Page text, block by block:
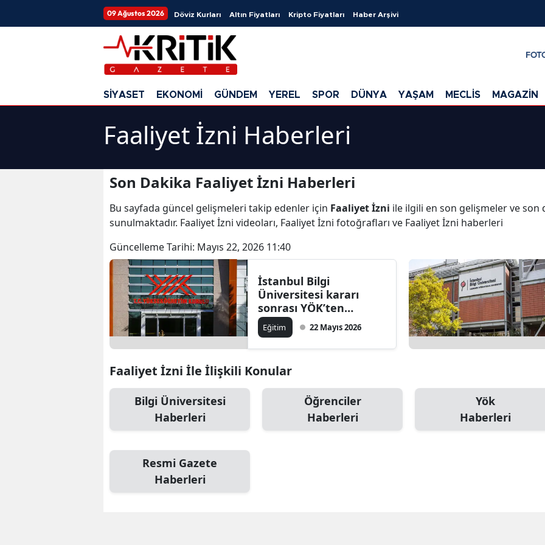
09 Ağustos 2026 Döviz Kurları Altın Fiyatları Kripto Fiyatları Haber Arşivi
SİYASET EKONOMİ GÜNDEM YEREL SPOR DÜNYA YAŞAM MECLİS MAGAZİN
Faaliyet İzni Haberleri
Son Dakika Faaliyet İzni Haberleri
Bu sayfada güncel gelişmeleri takip edenler için Faaliyet İzni ile ilgili en son gelişmeler ve son
sunulmaktadır. Faaliyet İzni videoları, Faaliyet İzni fotoğrafları ve Faaliyet İzni haberleri
Güncelleme Tarihi: Mayıs 22, 2026 11:40
İstanbul Bilgi
Üniversitesi kararı
sonrası YÖK’ten
açıklama: Öğrenciler
için tedbir alınacak
Eğitim 22 Mayıs 2026
Faaliyet İzni İle İlişkili Konular
Bilgi Üniversitesi
Haberleri
Öğrenciler
Haberleri
Yök
Haberleri
Resmi Gazete
Haberleri